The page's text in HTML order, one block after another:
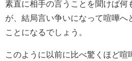
素直に相手の言うことを聞けば何
が、結局言い争いになって喧嘩へ
ことになるでしょう。
このように以前に比べ驚くほど喧